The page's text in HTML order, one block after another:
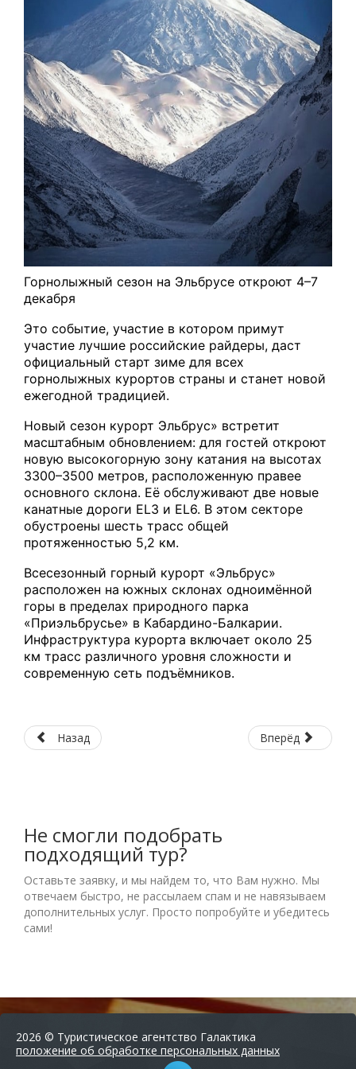
Горнолыжный сезон на Эльбрусе откроют 4–7
декабря
Это событие, участие в котором примут
участие лучшие российские райдеры, даст
официальный старт зиме для всех
горнолыжных курортов страны и станет новой
ежегодной традицией.
Новый сезон курорт Эльбрус» встретит
масштабным обновлением: для гостей откроют
новую высокогорную зону катания на высотах
3300–3500 метров, расположенную правее
основного склона. Её обслуживают две новые
канатные дороги EL3 и EL6. В этом секторе
обустроены шесть трасс общей
протяженностью 5,2 км.
Всесезонный горный курорт «Эльбрус»
расположен на южных склонах одноимённой
горы в пределах природного парка
«Приэльбрусье» в Кабардино-Балкарии.
Инфраструктура курорта включает около 25
км трасс различного уровня сложности и
современную сеть подъёмников.
Назад Вперёд
Не смогли подобрать
подходящий тур?
Оставьте заявку, и мы найдем то, что Вам нужно. Мы
отвечаем быстро, не рассылаем спам и не навязываем
дополнительных услуг. Просто попробуйте и убедитесь
сами!
2026 © Туристическое агентство Галактика
положение об обработке персональных данных